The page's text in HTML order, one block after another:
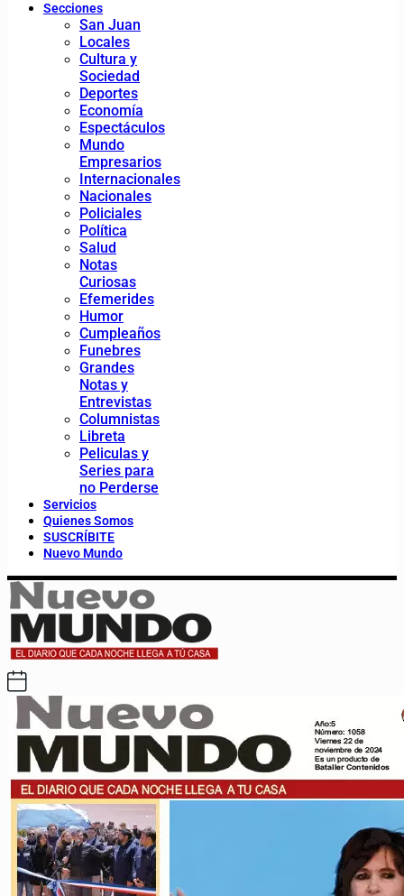
Secciones
San Juan
Locales
Cultura y
Sociedad
Deportes
Economía
Espectáculos
Mundo
Empresarios
Internacionales
Nacionales
Policiales
Política
Salud
Notas
Curiosas
Efemerides
Humor
Cumpleaños
Funebres
Grandes
Notas y
Entrevistas
Columnistas
Libreta
Peliculas y
Series para
no Perderse
Servicios
Quienes Somos
SUSCRÍBITE
Nuevo Mundo